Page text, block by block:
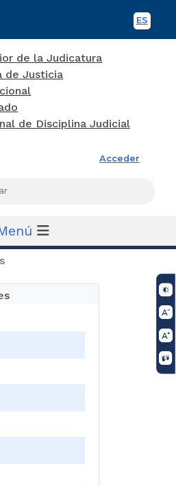
ES
Acceder